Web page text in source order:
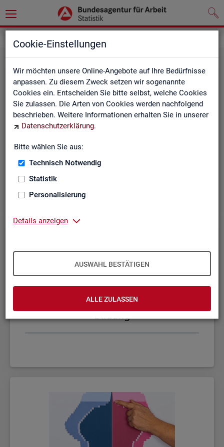
Cookie-Einstellungen
Wir möchten unsere Online-Angebote auf Ihre Bedürfnisse
anpassen. Zu diesem Zweck setzen wir sogenannte
Cookies ein. Entscheiden Sie bitte selbst, welche Cookies
Sie zulassen. Die Arten von Cookies werden nachfolgend
beschrieben. Weitere Informationen erhalten Sie in unserer
Datenschutzerklärung.
Bitte wählen Sie aus:
Technisch Notwendig
Statistik
Personalisierung
Details anzeigen
AUSWAHL BESTÄTIGEN
ALLE ZULASSEN
Bil­dung